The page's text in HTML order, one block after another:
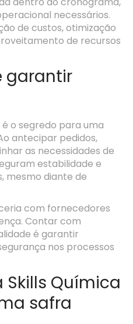
necessários.
de custos, otimização
de recursos
garantir
o segredo para uma
antecipar pedidos,
as necessidades de
estabilidade e
mesmo diante de
com fornecedores
Contar com
é garantir
nos processos
Skills Química
safra